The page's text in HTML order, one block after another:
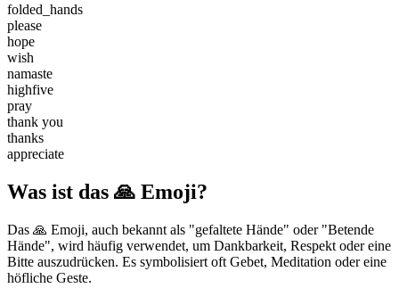
folded_hands
please
hope
wish
namaste
highfive
pray
thank you
thanks
appreciate
Was ist das 🙏 Emoji?
Das 🙏 Emoji, auch bekannt als "gefaltete Hände" oder "Betende
Hände", wird häufig verwendet, um Dankbarkeit, Respekt oder eine
Bitte auszudrücken. Es symbolisiert oft Gebet, Meditation oder eine
höfliche Geste.